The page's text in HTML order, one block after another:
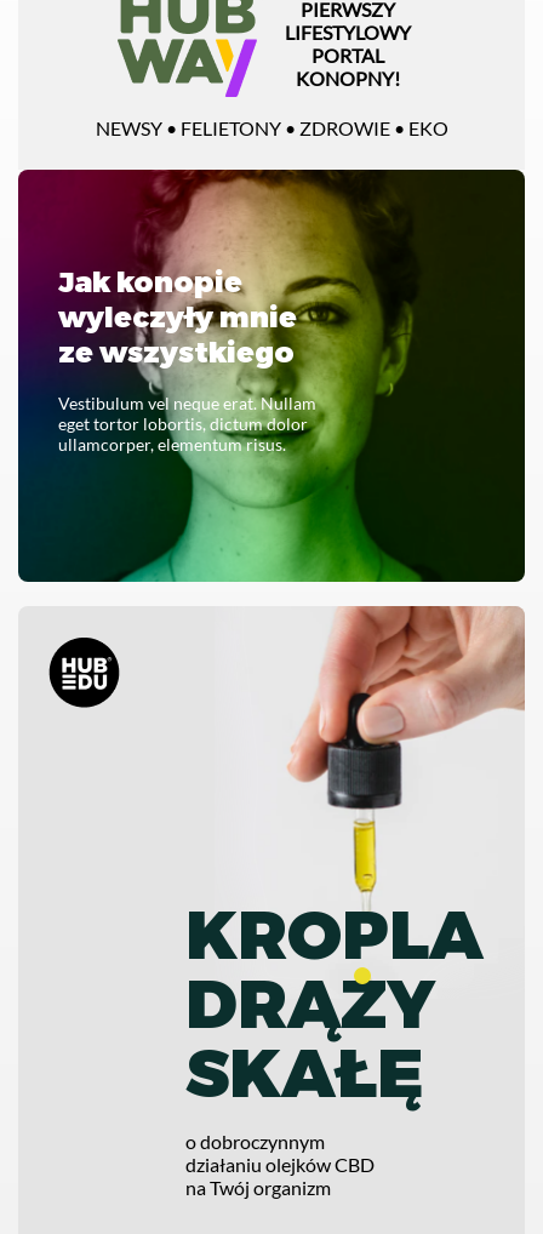
PIERWSZY
LIFESTYLOWY
PORTAL
KONOPNY!
NEWSY • FELIETONY • ZDROWIE • EKO
Jak konopie
wyleczyły mnie
ze wszystkiego
Vestibulum vel neque erat. Nullam
eget tortor lobortis, dictum dolor
ullamcorper, elementum risus.
CZYTAJ CAŁOŚĆ
KROPLA
DRĄZY
SKAŁĘ
o dobroczynnym
działaniu olejków CBD
na Twój organizm